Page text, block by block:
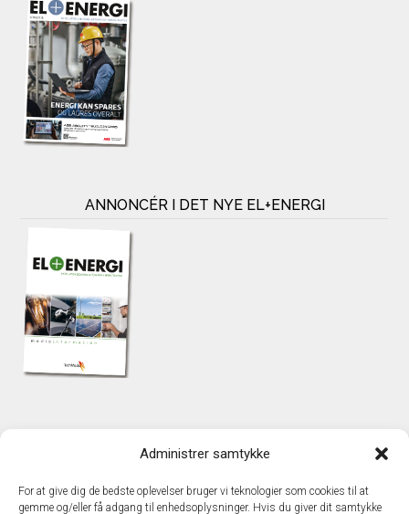
Administrer samtykke
For at give dig de bedste oplevelser bruger vi teknologier som cookies til at
gemme og/eller få adgang til enhedsoplysninger. Hvis du giver dit samtykke
ANNONCÉR I DET NYE EL+ENERGI
TechMedia A/S
DK – 2600 Glostrup